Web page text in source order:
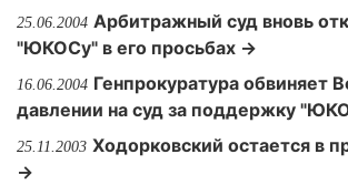
25.06.2004 Арбитражный суд вновь
"ЮКОСу" в его просьбах →
16.06.2004 Генпрокуратура обвиняет
давлении на суд за поддержку
25.11.2003 Ходорковский остается в
→